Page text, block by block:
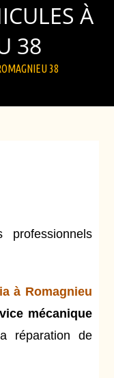
À
38
38
à Romagnieu
mécanique
réparation de